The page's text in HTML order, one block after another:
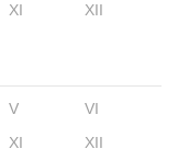
XI XII
V
VI
XI XII